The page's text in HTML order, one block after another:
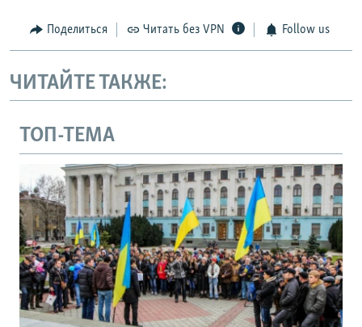
Поделиться Читать без VPN Follow us
ЧИТАЙТЕ ТАКЖЕ:
ТОП-ТЕМА